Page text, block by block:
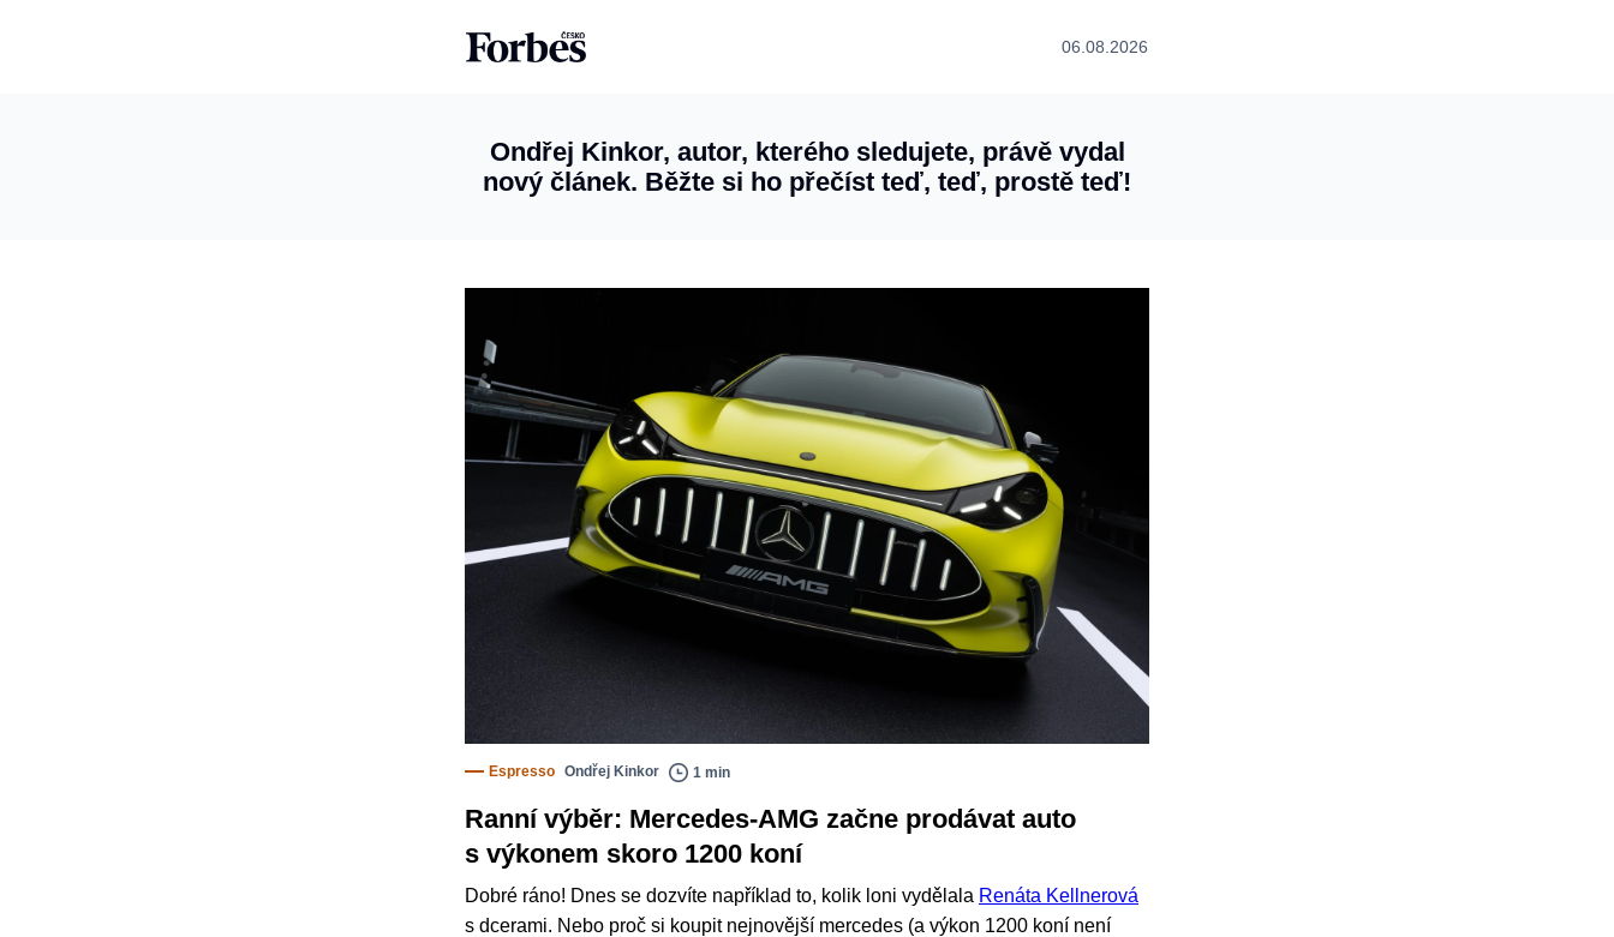
06.08.2026
Ondřej Kinkor, autor, kterého sledujete, právě vydal
nový článek. Běžte si ho přečíst teď, teď, prostě teď!
Espresso Ondřej Kinkor 1 min
Ranní výběr: Mercedes-AMG začne prodávat auto
s výkonem skoro 1200 koní
Dobré ráno! Dnes se dozvíte například to, kolik loni vydělala Renáta Kellnerová
s dcerami. Nebo proč si koupit nejnovější mercedes (a výkon 1200 koní není